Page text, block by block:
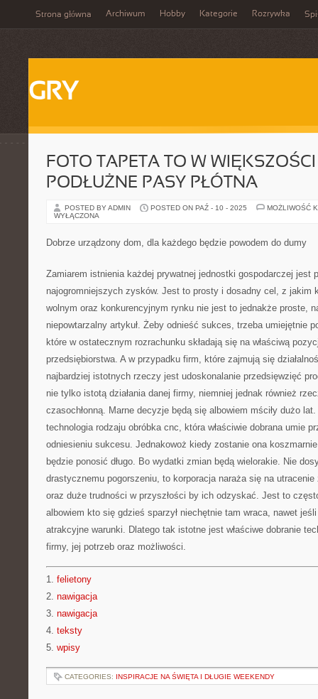
Strona główna Archiwum Hobby Kategorie Rozrywka
GRY
FOTO TAPETA TO W
PODŁUŻNE PASY PŁÓTNA
POSTED BY ADMIN POSTED ON PAŹ - 10 - 2025
MOŻLIWOŚĆ
WYŁĄCZONA
Dobrze urządzony dom, dla każdego będzie powodem do dumy
Zamiarem istnienia każdej prywatnej jednostki gospodarczej jest
najogromniejszych zysków. Jest to prosty i dosadny cel, z jakim
wolnym oraz konkurencyjnym rynku nie jest to jednakże proste,
niepowtarzalny artykuł. Żeby odnieść sukces, trzeba umiejętnie
które w ostatecznym rozrachunku składają się na właściwą
przedsiębiorstwa. A w przypadku firm, które zajmują się
najbardziej istotnych rzeczy jest udoskonalanie przedsięwzięć
nie tylko istotą działania danej firmy, niemniej jednak również
czasochłonną. Marne decyzje będą się albowiem mściły dużo
technologia rodzaju obróbka cnc, która właściwie dobrana umie
odniesieniu sukcesu. Jednakowoż kiedy zostanie ona
będzie ponosić długo. Bo wydatki zmian będą wielorakie. Nie
drastycznemu pogorszeniu, to korporacja naraża się na
oraz duże trudności w przyszłości by ich odzyskać. Jest to
albowiem kto się gdzieś sparzył niechętnie tam wraca, nawet
atrakcyjne warunki. Dlatego tak istotne jest właściwe dobranie
firmy, jej potrzeb oraz możliwości.
1. felietony
2. nawigacja
3. nawigacja
4. teksty
5. wpisy
CATEGORIES: INSPIRACJE NA ŚWIĘTA I DŁUGIE WEEKENDY